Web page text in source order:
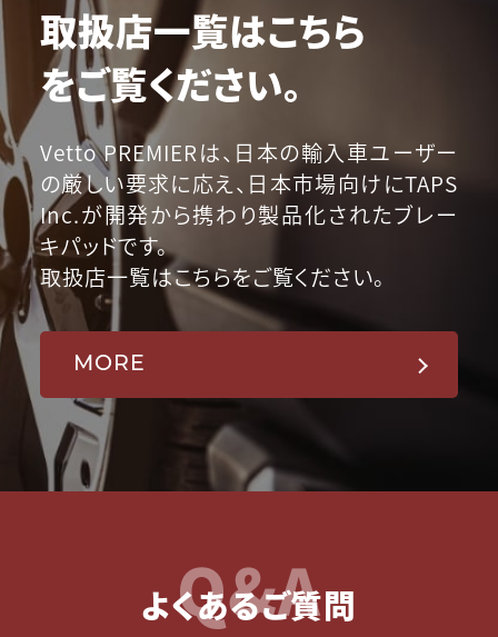
取扱店一覧はこちら
をご覧ください。
Vetto PREMIERは、日本の輸入車ユーザー
の厳しい要求に応え、日本市場向けにTAPS
Inc.が開発から携わり製品化されたブレー
キパッドです。
取扱店一覧はこちらをご覧ください。
MORE
Q&A
よくあるご質問